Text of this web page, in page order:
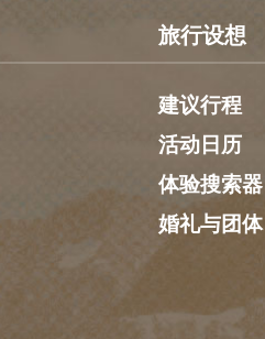
旅行设想
建议行程
活动日历
体验搜索器
婚礼与团体